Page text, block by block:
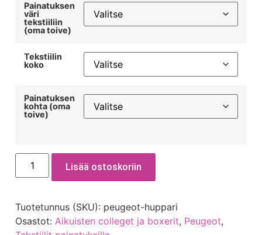
Painatuksen
väri
tekstiiliin
(oma toive)
Tekstiilin
koko
Painatuksen
kohta (oma
toive)
Lisää ostoskoriin
Tuotetunnus (SKU): peugeot-huppari
Osastot: Aikuisten colleget ja boxerit, Peugeot,